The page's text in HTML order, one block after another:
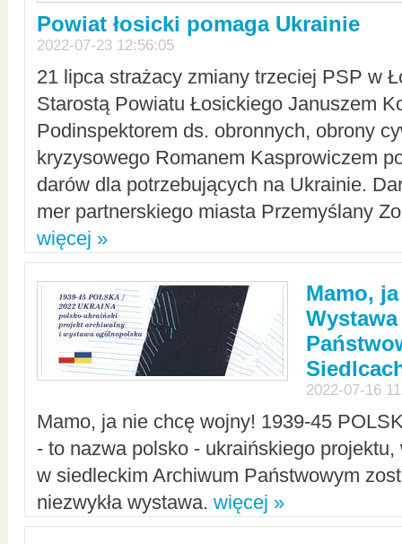
Powiat łosicki pomaga Ukrainie
2022-07-23 12:56:05
21 lipca strażacy zmiany trzeciej PSP w
Starostą Powiatu Łosickiego Januszem
Podinspektorem ds. obronnych, obrony
kryzysowego Romanem Kasprowiczem
darów dla potrzebujących na Ukrainie.
mer partnerskiego miasta Przemyślany
więcej »
Mamo,
2022-07-16
Mamo, ja nie chcę wojny! 1939-45
- to nazwa polsko - ukraińskiego
w siedleckim Archiwum Państwowym
niezwykła wystawa. więcej »